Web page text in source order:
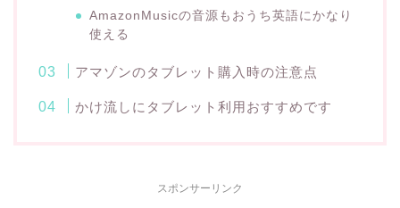
AmazonMusicの音源もおうち英語にかなり
使える
アマゾンのタブレット購入時の注意点
かけ流しにタブレット利用おすすめです
スポンサーリンク